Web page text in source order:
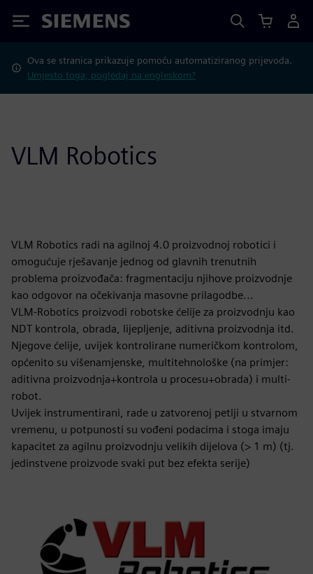
Siemens
Ova se stranica prikazuje pomoću automatiziranog prijevoda.
Umjesto toga, pogledaj na engleskom?
VLM Robotics
VLM Robotics radi na agilnoj 4.0 proizvodnoj robotici i
omogućuje rješavanje jednog od glavnih trenutnih
problema proizvođača: fragmentaciju njihove proizvodnje
kao odgovor na očekivanja masovne prilagodbe...
VLM-Robotics proizvodi robotske ćelije za proizvodnju kao
NDT kontrola, obrada, lijepljenje, aditivna proizvodnja itd.
Njegove ćelije, uvijek kontrolirane numeričkom kontrolom,
općenito su višenamjenske, multitehnološke (na primjer:
aditivna proizvodnja+kontrola u procesu+obrada) i multi-
robot.
Uvijek instrumentirani, rade u zatvorenoj petlji u stvarnom
vremenu, u potpunosti su vođeni podacima i stoga imaju
kapacitet za agilnu proizvodnju velikih dijelova (> 1 m) (tj.
jedinstvene proizvode svaki put bez efekta serije)